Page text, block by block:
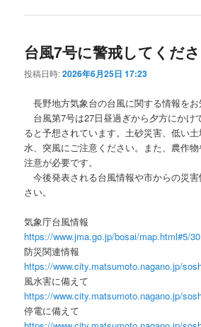
台風7号に警戒してくだ
投稿日時:2026年6月25日 17:23
長野地方気象台の台風に関する情報をお
台風第7号は27日昼過ぎから夕方にかけ
ると予想されています。土砂災害、低い
水、突風にご注意ください。また、農作
注意が必要です。
今後発表される台風情報や市からの災
さい。
気象庁台風情報
https://www.jma.go.jp/bosai/map.html#5/
防災関連情報
https://www.city.matsumoto.nagano.jp/
風水害に備えて
https://www.city.matsumoto.nagano.jp/
停電に備えて